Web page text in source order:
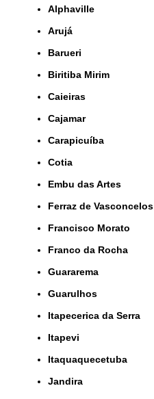
Alphaville
Arujá
Barueri
Biritiba Mirim
Caieiras
Cajamar
Carapicuíba
Cotia
Embu das Artes
Ferraz de Vasconcelos
Francisco Morato
Franco da Rocha
Guararema
Guarulhos
Itapecerica da Serra
Itapevi
Itaquaquecetuba
Jandira